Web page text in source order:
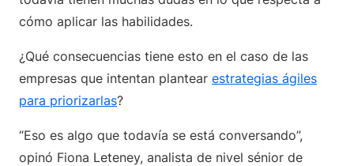
cómo aplicar las habilidades.
¿Qué consecuencias tiene esto en el caso de las
empresas que intentan plantear estrategias ágiles
para priorizarlas?
“Eso es algo que todavía se está conversando”,
opinó Fiona Leteney, analista de nivel sénior de